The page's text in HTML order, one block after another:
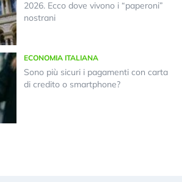
2026. Ecco dove vivono i “paperoni”
nostrani
ECONOMIA ITALIANA
Sono più sicuri i pagamenti con carta
di credito o smartphone?